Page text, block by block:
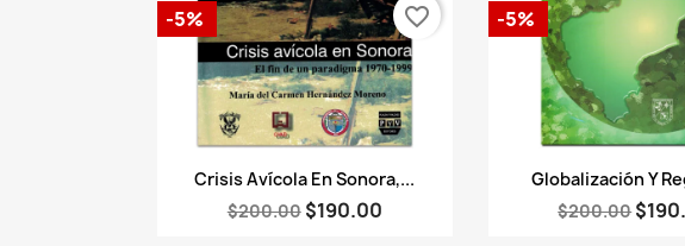
Vista rápida
Crisis Avícola En Sonora,...
$200.00 $190.00
-5% favorite_border
Vista
Globalización Y
$200.00
-5%